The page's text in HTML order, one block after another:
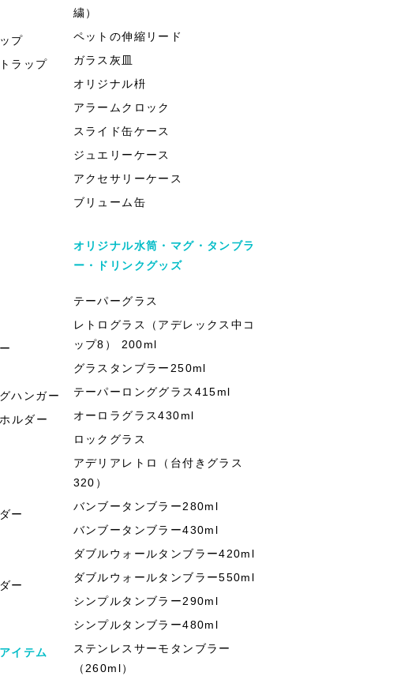
プ
ラップ
ハンガー
ルダー
ー
ー
イテム
繍）
ペットの伸縮リード
ガラス灰皿
オリジナル枡
アラームクロック
スライド缶ケース
ジュエリーケース
アクセサリーケース
ブリューム缶
オリジナル水筒・マグ・タンブラ
ー・ドリンクグッズ
テーパーグラス
レトログラス（アデレックス中コ
ップ8） 200ml
グラスタンブラー250ml
テーパーロンググラス415ml
オーロラグラス430ml
ロックグラス
アデリアレトロ（台付きグラス
320）
バンブータンブラー280ml
バンブータンブラー430ml
ダブルウォールタンブラー420ml
ダブルウォールタンブラー550ml
シンプルタンブラー290ml
シンプルタンブラー480ml
ステンレスサーモタンブラー
（260ml）